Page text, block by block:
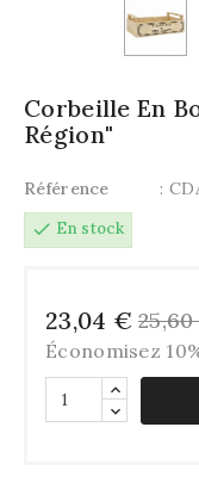
Corbeille En
Région"
Référence
:
check En stock
23,04 €
Économisez